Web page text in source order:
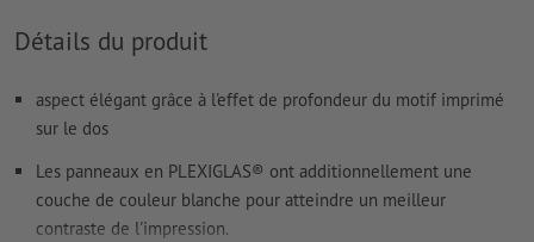
Détails du produit
aspect élégant grâce à l'effet de profondeur du motif imprimé
sur le dos
Les panneaux en PLEXIGLAS® ont additionnellement une
couche de couleur blanche pour atteindre un meilleur
contraste de l'impression.